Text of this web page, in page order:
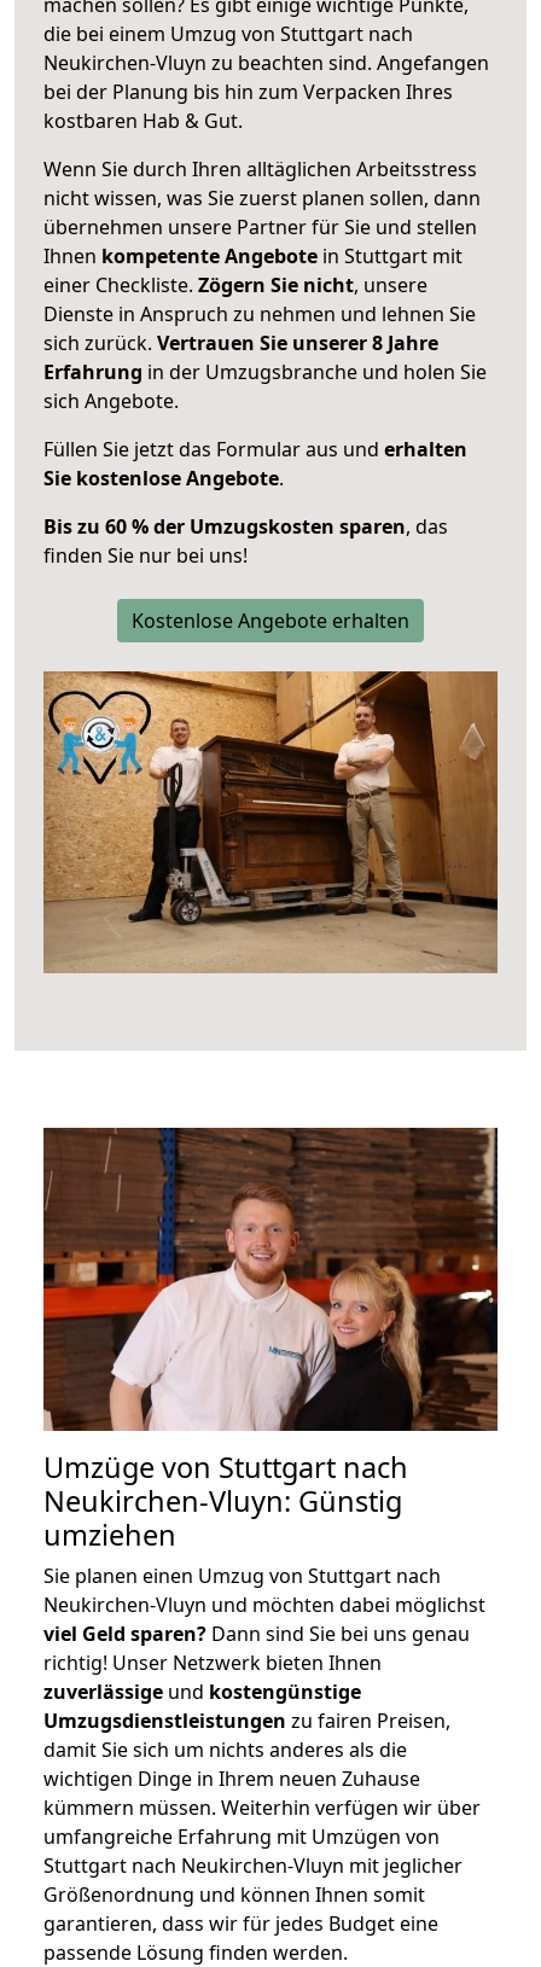
die bei einem Umzug von Stuttgart nach
Neukirchen-Vluyn zu beachten sind. Angefangen
bei der Planung bis hin zum Verpacken Ihres
kostbaren Hab & Gut.
Wenn Sie durch Ihren alltäglichen Arbeitsstress
nicht wissen, was Sie zuerst planen sollen, dann
übernehmen unsere Partner für Sie und stellen
Ihnen kompetente Angebote in Stuttgart mit
einer Checkliste. Zögern Sie nicht, unsere
Dienste in Anspruch zu nehmen und lehnen Sie
sich zurück. Vertrauen Sie unserer 8 Jahre
Erfahrung in der Umzugsbranche und holen Sie
sich Angebote.
Füllen Sie jetzt das Formular aus und erhalten
Sie kostenlose Angebote.
Bis zu 60 % der Umzugskosten sparen, das
finden Sie nur bei uns!
Kostenlose Angebote erhalten
Umzüge von Stuttgart nach
Neukirchen-Vluyn: Günstig
umziehen
Sie planen einen Umzug von Stuttgart nach
Neukirchen-Vluyn und möchten dabei möglichst
viel Geld sparen? Dann sind Sie bei uns genau
richtig! Unser Netzwerk bieten Ihnen
zuverlässige und kostengünstige
Umzugsdienstleistungen zu fairen Preisen,
damit Sie sich um nichts anderes als die
wichtigen Dinge in Ihrem neuen Zuhause
kümmern müssen. Weiterhin verfügen wir über
umfangreiche Erfahrung mit Umzügen von
Stuttgart nach Neukirchen-Vluyn mit jeglicher
Größenordnung und können Ihnen somit
garantieren, dass wir für jedes Budget eine
passende Lösung finden werden.